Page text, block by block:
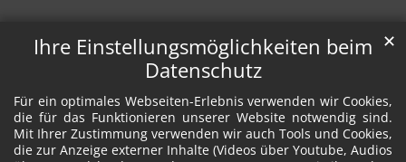
Ihre Einstellungsmöglichkeiten beim
Datenschutz
Für ein optimales Webseiten-Erlebnis verwenden wir Cookies,
die für das Funktionieren unserer Website notwendig sind.
Mit Ihrer Zustimmung verwenden wir auch Tools und Cookies,
die zur Anzeige externer Inhalte (Videos über Youtube, Audios
✕